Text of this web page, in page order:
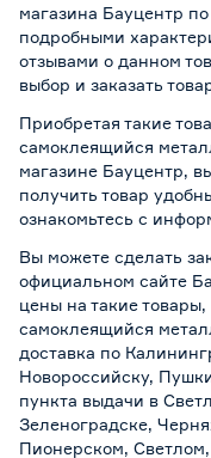
магазина Бауцентр
подробными
отзывами о данном
выбор и заказать
Приобретая такие
самоклеящийся
магазине Бауцентр,
получить товар
ознакомьтесь с
Вы можете сделать
официальном сайте
цены на такие
самоклеящийся
доставка по
Новороссийску,
пункта выдачи в
Зеленоградске,
Пионерском,